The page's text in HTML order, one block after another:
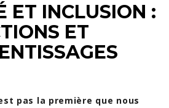
ET INCLUSION :
ET
pas la première que nous